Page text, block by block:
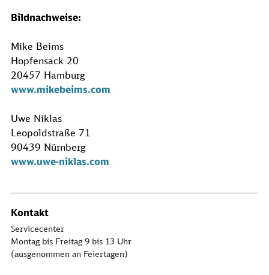
Bildnachweise:
Mike Beims
Hopfensack 20
20457 Hamburg
www.mikebeims.com
Uwe Niklas
Leopoldstraße 71
90439 Nürnberg
www.uwe-niklas.com
Kontakt
Servicecenter
Montag bis Freitag 9 bis 13 Uhr
(ausgenommen an Feiertagen)